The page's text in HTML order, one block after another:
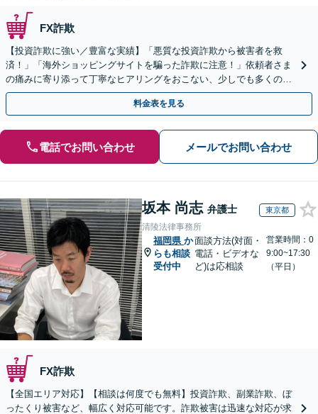
FX詐欺
【投資詐欺に強い／豊富な実績】「悪質な投資詐欺から被害者を救
済！」「海外ショッピングサイトを騙った詐欺に注意！」依頼者さま
の痛みに寄り添って丁寧なヒアリングをおこない、少しでも多くの返
金が得られるよう尽力します！
料金表を見る
電話でお問い合わせ メールでお問い合わせ
坂本 尚志 弁護士 東京都
清陵法律事務所
福岡県 か
らも相談
受付中
面談方法(対面・
電話・ビデオな
ど)は応相談
営業時間：0
9:00~17:30
（平日）
FX詐欺
【全国エリア対応】【相談は何度でも無料】投資詐欺、副業詐欺、ぼ
ったくり被害など、幅広く対応可能です。詐欺被害は迅速な対応が求